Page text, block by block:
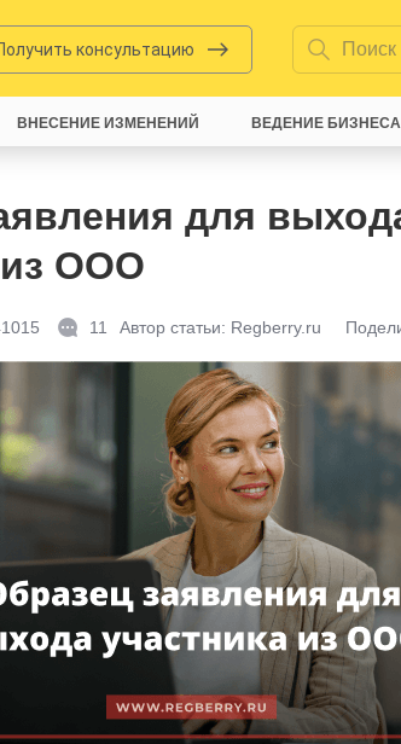
консультацию
для
из ООО
11 Автор статьи: Regberry.ru
ВНЕСЕНИЕ ИЗМЕНЕНИЙ ВЕДЕНИЕ БИЗНЕСА